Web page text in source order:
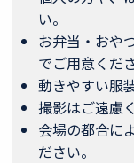
い。
お弁当・おや
でご用意くだ
動きやすい服
撮影はご遠慮
会場の都合に
ださい。